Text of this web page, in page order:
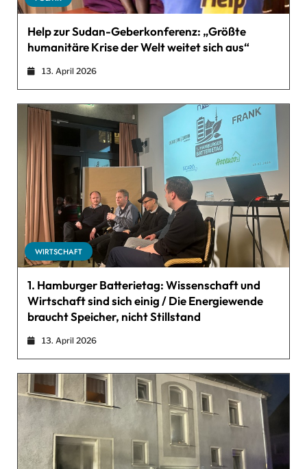
Help zur Sudan-Geberkonferenz: „Größte
humanitäre Krise der Welt weitet sich aus“
13. April 2026
WIRTSCHAFT
1. Hamburger Batterietag: Wissenschaft und
Wirtschaft sind sich einig / Die Energiewende
braucht Speicher, nicht Stillstand
13. April 2026